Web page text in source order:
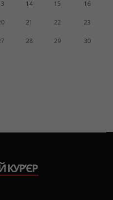
14 15 16
21 22 23
28 29 30